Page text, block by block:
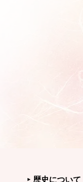
歴史について